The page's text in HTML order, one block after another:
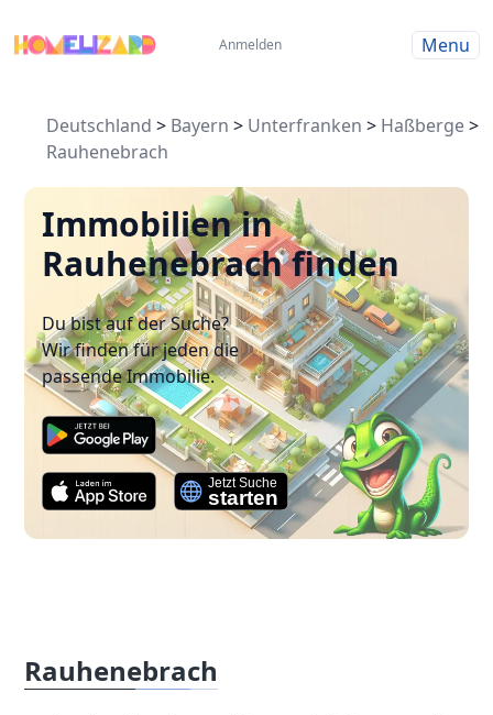
Anmelden Menu
Deutschland > Bayern > Unterfranken > Haßberge>
Rauhenebrach
Immobilien in
Rauhenebrach finden
Du bist auf der Suche?
Wir finden für jeden die
passende Immobilie.
Rauhenebrach